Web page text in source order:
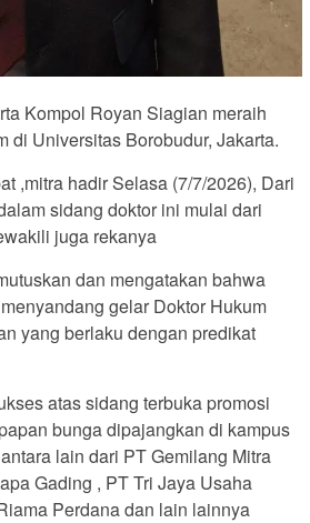
Kompol Royan Siagian meraih
di Universitas Borobudur, Jakarta.
,mitra hadir Selasa (7/7/2026), Dari
sidang doktor ini mulai dari
juga rekanya
dan mengatakan bahwa
gelar Doktor Hukum
yang berlaku dengan predikat
atas sidang terbuka promosi
bunga dipajangkan di kampus
lain dari PT Gemilang Mitra
Gading , PT Tri Jaya Usaha
Perdana dan lain lainnya